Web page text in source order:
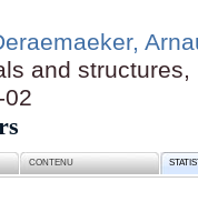
and
02
CONTENU